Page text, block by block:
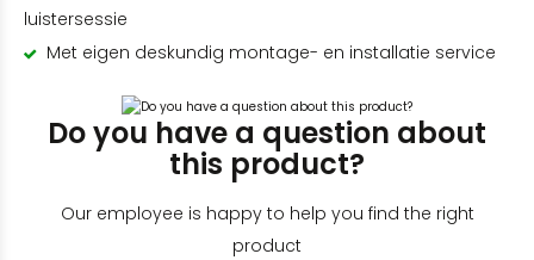
luistersessie
Met eigen deskundig montage- en installatie service
Do you have a question about
this product?
Our employee is happy to help you find the right
product